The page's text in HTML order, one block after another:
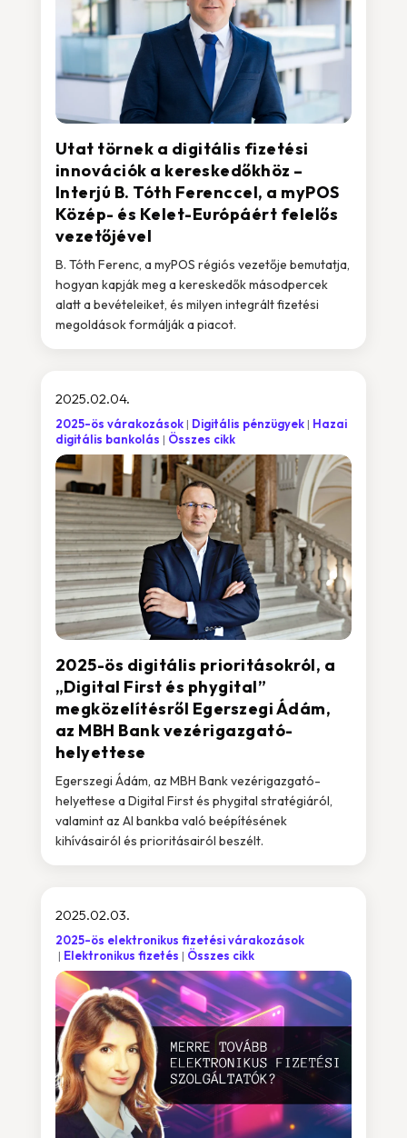
Utat törnek a digitális fizetési
innovációk a kereskedőkhöz –
Interjú B. Tóth Ferenccel, a myPOS
Közép- és Kelet-Európáért felelős
vezetőjével
B. Tóth Ferenc, a myPOS régiós vezetője bemutatja,
hogyan kapják meg a kereskedők másodpercek
alatt a bevételeiket, és milyen integrált fizetési
megoldások formálják a piacot.
2025-ös digitális prioritásokról, a
„Digital First és phygital”
megközelítésről Egerszegi Ádám,
az MBH Bank vezérigazgató-
helyettese
2025.02.04.
2025-ös várakozások Digitális pénzügyek
Hazai
digitális bankolás
Összes cikk
Egerszegi Ádám, az MBH Bank vezérigazgató-
helyettese a Digital First és phygital stratégiáról,
valamint az AI bankba való beépítésének
kihívásairól és prioritásairól beszélt.
2025.02.03.
2025-ös elektronikus fizetési várakozások
Elektronikus fizetés
Összes cikk